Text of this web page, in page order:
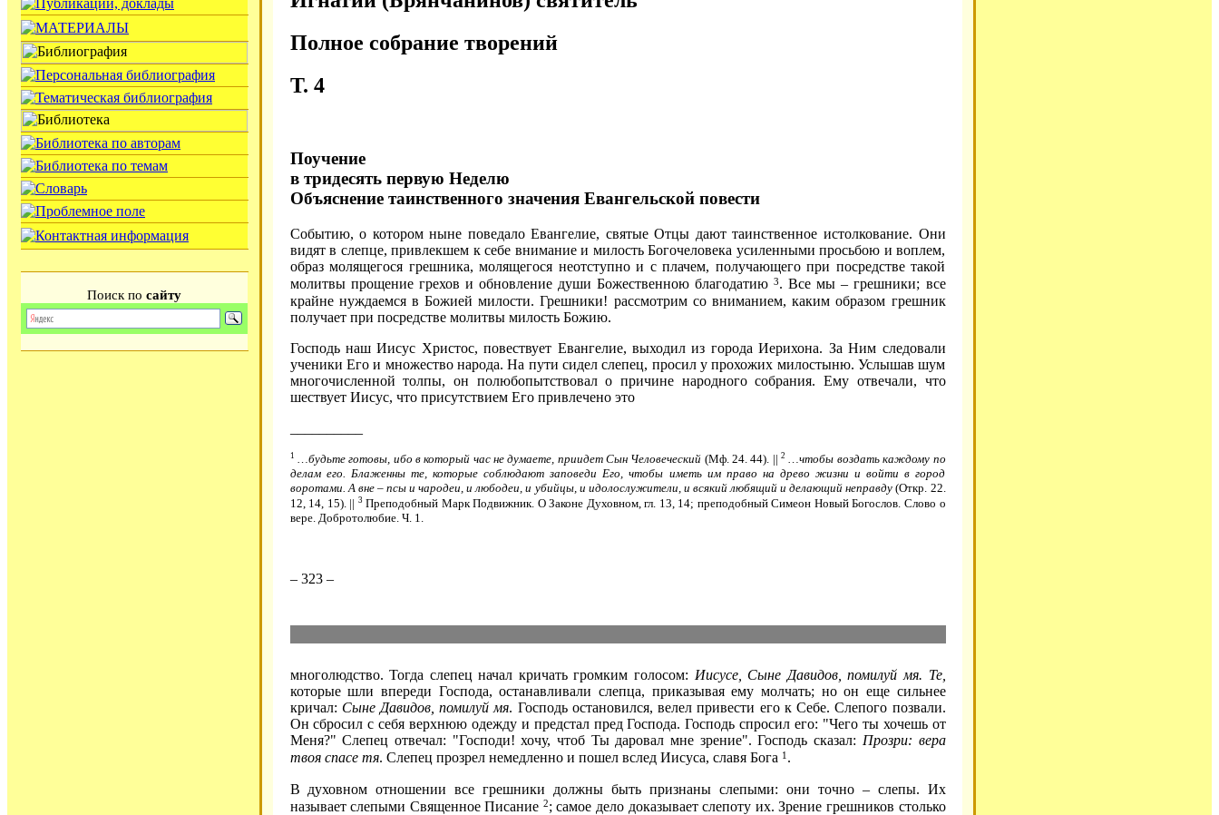
Поиск по сайту
Полное собрание творений
Т. 4
Поучение
в тридесять первую Неделю
Объяснение таинственного значения Евангельской повести
Событию, о котором ныне поведало Евангелие, святые Отцы дают таинственное истолкование. Они
видят в слепце, привлекшем к себе внимание и милость Богочеловека усиленными просьбою и воплем,
образ молящегося грешника, молящегося неотступно и с плачем, получающего при посредстве такой
молитвы прощение грехов и обновление души Божественною благодатию3. Все мы – грешники; все
крайне нуждаемся в Божией милости. Грешники! рассмотрим со вниманием, каким образом грешник
получает при посредстве молитвы милость Божию.
Господь наш Иисус Христос, повествует Евангелие, выходил из города Иерихона. За Ним следовали
ученики Его и множество народа. На пути сидел слепец, просил у прохожих милостыню. Услышав шум
многочисленной толпы, он полюбопытствовал о причине народного собрания. Ему отвечали, что
шествует Иисус, что присутствием Его привлечено это
1 …будьте готовы, ибо в который час не думаете, приидет Сын Человеческий (Мф. 24. 44). ||2
…чтобы воздать каждому по
делам его. Блаженны те, которые соблюдают заповеди Его, чтобы иметь им право на древо жизни и войти в город
воротами. А вне – псы и чародеи, и любодеи, и убийцы, и идолослужители, и всякий любящий и делающий неправду (Откр. 22.
12, 14, 15). || 3 Преподобный Марк Подвижник. О Законе Духовном, гл. 13, 14; преподобный Симеон Новый Богослов. Слово о
вере. Добротолюбие. Ч. 1.
– 323 –
многолюдство. Тогда слепец начал кричать громким голосом: Иисусе, Сыне Давидов, помилуй мя. Те,
которые шли впереди Господа, останавливали слепца, приказывая ему молчать; но он еще сильнее
кричал: Сыне Давидов, помилуй мя. Господь остановился, велел привести его к Себе. Слепого позвали.
Он сбросил с себя верхнюю одежду и предстал пред Господа. Господь спросил его: "Чего ты хочешь от
Меня?" Слепец отвечал: "Господи! хочу, чтоб Ты даровал мне зрение". Господь сказал: Прозри: вера
твоя спасе тя. Слепец прозрел немедленно и пошел вслед Иисуса, славя Бога 1 .
В духовном отношении все грешники должны быть признаны слепыми: они точно – слепы. Их
называет слепыми Священное Писание 2; самое дело доказывает слепоту их. Зрение грешников столько